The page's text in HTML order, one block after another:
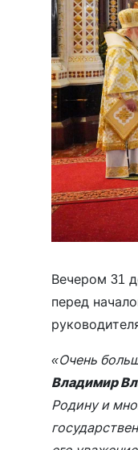
Вечером 31
перед
«Очень
Владимир
Родину и